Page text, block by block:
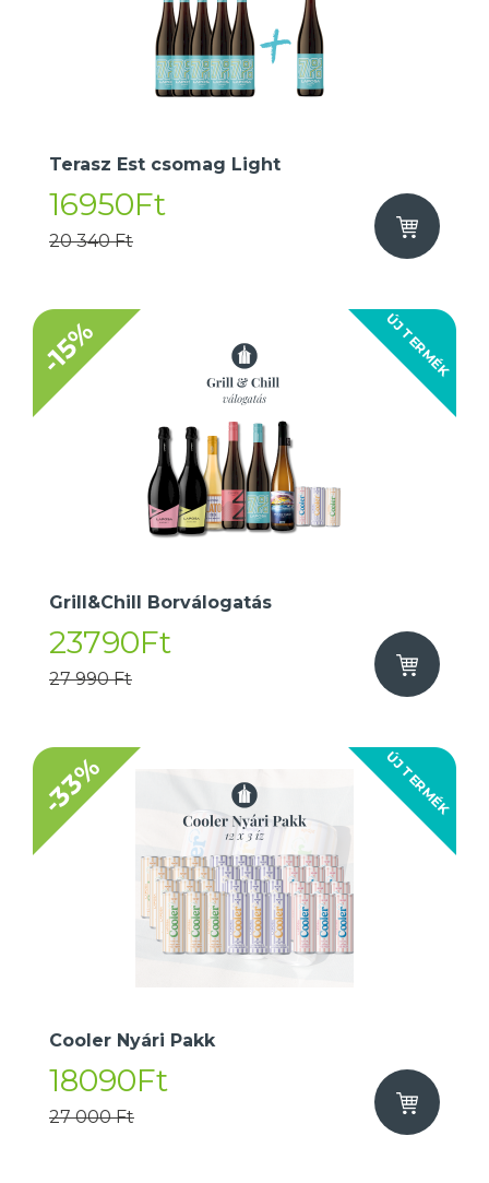
Terasz Est csomag Light
16950Ft
20 340 Ft
ÚJ TERMÉK
-15%
Grill&Chill Borválogatás
23790Ft
27 990 Ft
ÚJ TERMÉK
-33%
Cooler Nyári Pakk
18090Ft
27 000 Ft